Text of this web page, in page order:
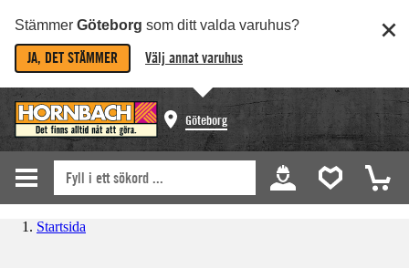
Stämmer Göteborg som ditt valda varuhus?
JA, DET STÄMMER Välj annat varuhus
Göteborg
Startsida